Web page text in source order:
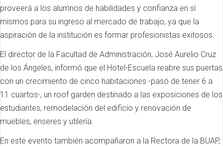
proveerá a los alumnos de habilidades y confianza en sí
mismos para su ingreso al mercado de trabajo, ya que la
aspiración de la institución es formar profesionistas exitosos.
El director de la Facultad de Administración, José Aurelio Cruz
de los Ángeles, informó que el Hotel-Escuela reabre sus puertas
con un crecimiento de cinco habitaciones -pasó de tener 6 a
11 cuartos-, un roof garden destinado a las exposiciones de los
estudiantes, remodelación del edificio y renovación de
muebles, enseres y utilería.
En este evento también acompañaron a la Rectora de la BUAP,